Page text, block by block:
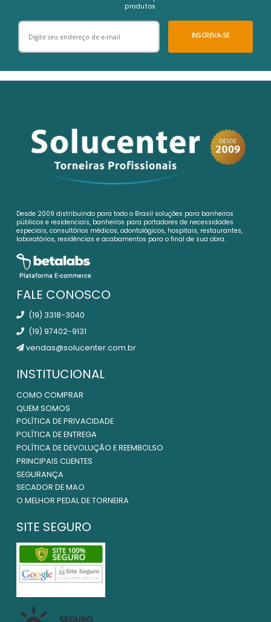
produtos
INSCREVA-SE
Desde 2009 distribuindo para todo o Brasil soluções para banheiros
públicos e residenciais, banheiros para portadores de necessidades
especiais, consultórios médicos, odontológicos, hospitais, restaurantes,
laboratórios, residências e acabamentos para o final de sua obra.
FALE CONOSCO
(19) 3318-3040
(19) 97402-9131
vendas@solucenter.com.br
INSTITUCIONAL
COMO COMPRAR
QUEM SOMOS
POLÍTICA DE PRIVACIDADE
POLÍTICA DE ENTREGA
POLÍTICA DE DEVOLUÇÃO E REEMBOLSO
PRINCIPAIS CLIENTES
SEGURANÇA
SECADOR DE MAO
O MELHOR PEDAL DE TORNEIRA
SITE SEGURO